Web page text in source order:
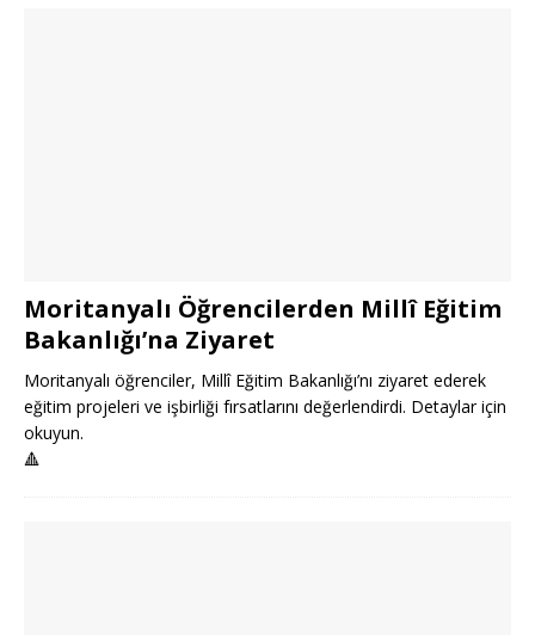
Moritanyalı Öğrencilerden Millî Eğitim
Bakanlığı’na Ziyaret
Moritanyalı öğrenciler, Millî Eğitim Bakanlığı’nı ziyaret ederek
eğitim projeleri ve işbirliği fırsatlarını değerlendirdi. Detaylar için
okuyun.
🔺